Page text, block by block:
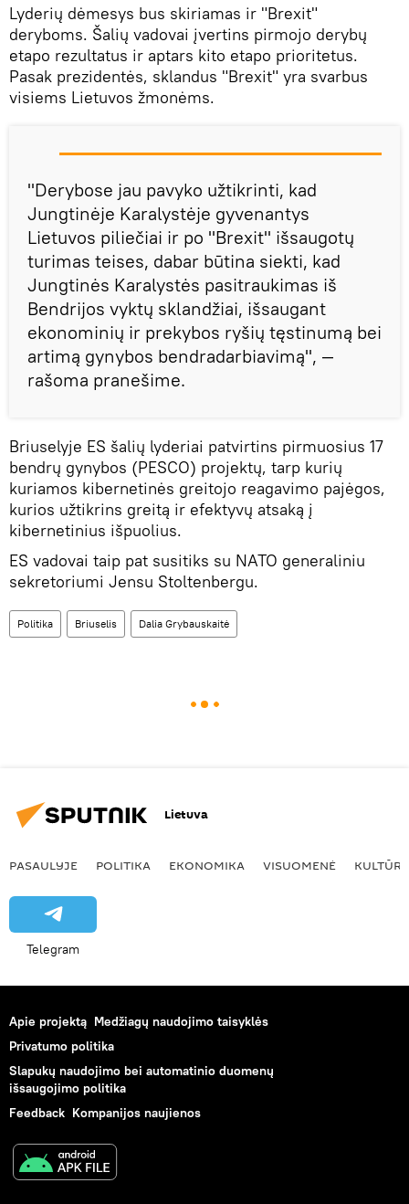
Lyderių dėmesys bus skiriamas ir "Brexit"
deryboms. Šalių vadovai įvertins pirmojo derybų
etapo rezultatus ir aptars kito etapo prioritetus.
Pasak prezidentės, sklandus "Brexit" yra svarbus
visiems Lietuvos žmonėms.
"Derybose jau pavyko užtikrinti, kad
Jungtinėje Karalystėje gyvenantys
Lietuvos piliečiai ir po "Brexit" išsaugotų
turimas teises, dabar būtina siekti, kad
Jungtinės Karalystės pasitraukimas iš
Bendrijos vyktų sklandžiai, išsaugant
ekonominių ir prekybos ryšių tęstinumą bei
artimą gynybos bendradarbiavimą", —
rašoma pranešime.
Briuselyje ES šalių lyderiai patvirtins pirmuosius 17
bendrų gynybos (PESCO) projektų, tarp kurių
kuriamos kibernetinės greitojo reagavimo pajėgos,
kurios užtikrins greitą ir efektyvų atsaką į
kibernetinius išpuolius.
ES vadovai taip pat susitiks su NATO generaliniu
sekretoriumi Jensu Stoltenbergu.
Politika Briuselis Dalia Grybauskaitė
Lietuva
PASAULYJE POLITIKA EKONOMIKA VISUOMENĖ KULTŪRA
Telegram
Apie projektą Medžiagų naudojimo taisyklės
Privatumo politika
Slapukų naudojimo bei automatinio duomenų
išsaugojimo politika
Feedback Kompanijos naujienos